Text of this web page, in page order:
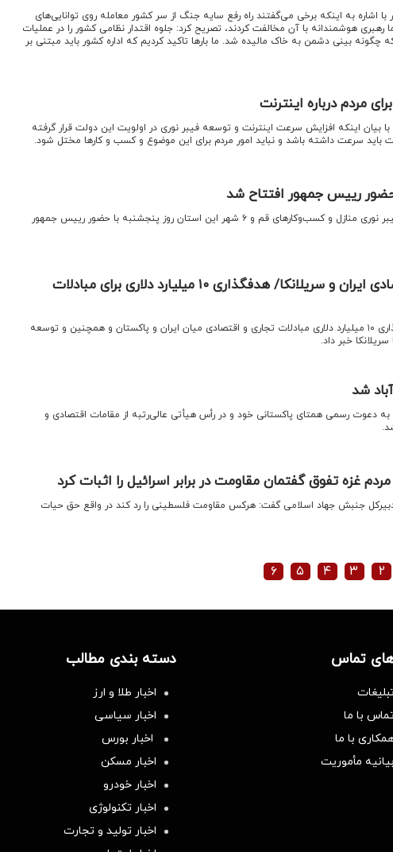
با اشاره به اینکه برخی می‌گفتند راه رفع سایه جنگ از سر کشور معامله روی توانایی‌های
هوشمندانه با آن مخالفت کردند، تصریح کرد: جلوه اقتدار نظامی کشور را در عملیات
چگونه بینی دشمن به خاک مالیده شد. ما بارها تاکید کردیم که اداره کشور باید مبتنی بر
مردم درباره اینترنت
بیان اینکه افز‌ایش سرعت اینترنت و توسعه فیبر نوری در اولویت این دولت قرار گرفته
باید سرعت داشته باشد و نباید امور مردم برای این موضوع و کسب و کارها مختل شود.
رییس جمهور افتتاح شد
اقتصادنیوز: پروژه بزرگ فیبر نوری منازل و کسب‌وکارهای قم و ۶ شهر این استان روز پنجشنبه با حضور رییس جمهور
توسعه روابط اقتصادی ایران و سریلانکا/ هدفگذاری ۱۰ میلیارد دلاری برای مبادلات
رئیس جمهوری از هدف‌گذاری ۱۰ میلیارد دلاری مبادلات تجاری و اقتصادی میان ایران و پاکستان و همچنین و توسعه
خبر داد.
شد
دعوت رسمی همتای پاکستانی خود و در رأس هیأتی عالی‌رتبه از مقامات اقتصادی و
غزه تفوق گفتمان مقاومت در برابر اسرائیل را اثبات کرد
دبیرکل جنبش جهاد اسلامی گفت: هرکس مقاومت فلسطینی را رد کند در واقع حق حیات
۲ ۳ ۴ ۵ ۶
های تماس
با ما
با ما
بیانیه مأموریت
دسته بندی مطالب
اخبار طلا و ارز
اخبار سیاسی
اخبار بورس
اخبار مسکن
اخبار خودرو
اخبار تکنولوژی
اخبار تولید و تجارت